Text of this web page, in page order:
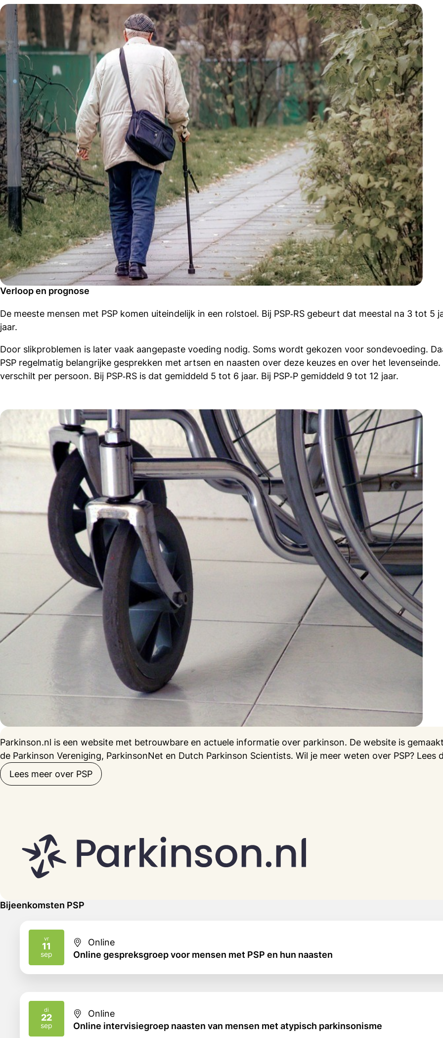
Verloop en prognose
De meeste mensen met PSP komen uiteindelijk in een rolstoel. Bij PSP‑RS gebeurt dat meestal na 3 tot 5
jaar.
Door slikproblemen is later vaak aangepaste voeding nodig. Soms wordt gekozen voor sondevoeding.
PSP regelmatig belangrijke gesprekken met artsen en naasten over deze keuzes en over het
verschilt per persoon. Bij PSP‑RS is dat gemiddeld 5 tot 6 jaar. Bij PSP‑P gemiddeld 9 tot 12 jaar.
Parkinson.nl is een website met betrouwbare en actuele informatie over parkinson. De website is
de Parkinson Vereniging, ParkinsonNet en Dutch Parkinson Scientists. Wil je meer weten over PSP? Lees
Lees meer over PSP
Bijeenkomsten PSP
vr
11
sep
2026
Online
Online gespreksgroep voor mensen met PSP en hun naasten
di
22
sep
2026
Online
Online intervisiegroep naasten van mensen met atypisch parkinsonisme